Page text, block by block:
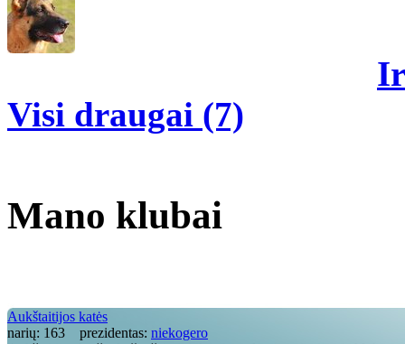
Visi draugai (7)
Mano klubai
Aukštaitijos katės
narių: 163 prezidentas: niekogero